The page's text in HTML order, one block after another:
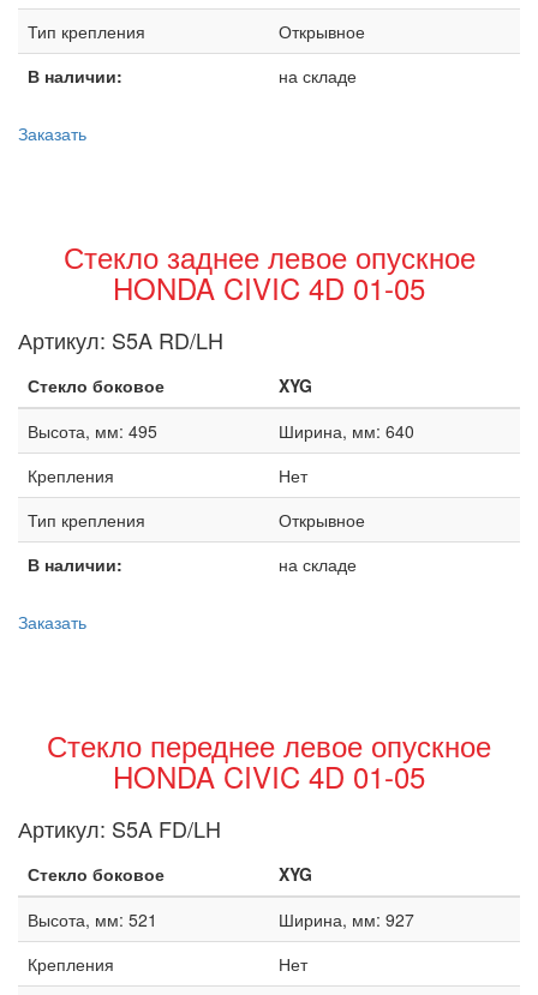
Тип крепления
Открывное
В наличии:
на складе
Заказать
Стекло заднее левое опускное
HONDA CIVIC 4D 01-05
Артикул: S5A RD/LH
Стекло боковое
XYG
Высота, мм: 495
Ширина, мм: 640
Крепления
Нет
Тип крепления
Открывное
В наличии:
на складе
Заказать
Стекло переднее левое опускное
HONDA CIVIC 4D 01-05
Артикул: S5A FD/LH
Стекло боковое
XYG
Высота, мм: 521
Ширина, мм: 927
Крепления
Нет